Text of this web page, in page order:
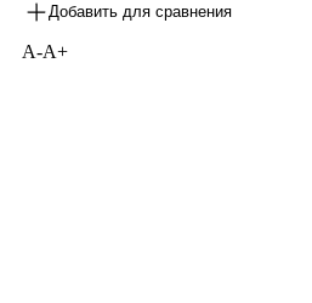
Добавить для сравнения